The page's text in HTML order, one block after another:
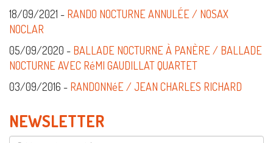
18/09/2021 - RANDO NOCTURNE ANNULÉE / NOSAX
NOCLAR
05/09/2020 - BALLADE NOCTURNE À PANÈRE / BALLADE
NOCTURNE AVEC RéMI GAUDILLAT QUARTET
03/09/2016 - RANDONNéE / JEAN CHARLES RICHARD
NEWSLETTER